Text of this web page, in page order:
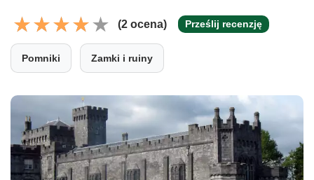
(2 ocena) Prześlij recenzję
Pomniki Zamki i ruiny